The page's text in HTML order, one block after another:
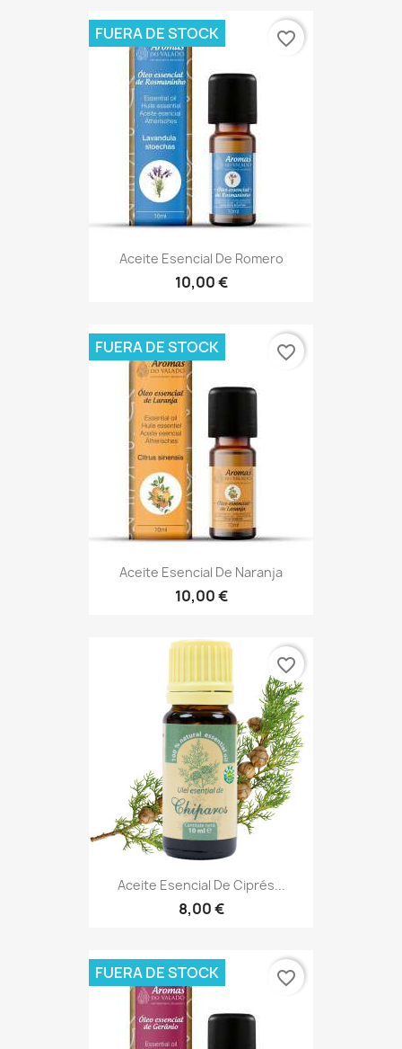
Aceite Esencial De Romero
10,00 €
FUERA DE STOCK favorite_border
Aceite Esencial De Naranja
10,00 €
FUERA DE STOCK favorite_border
Aceite Esencial De Ciprés...
8,00 €
favorite_border
FUERA DE STOCK favorite_border